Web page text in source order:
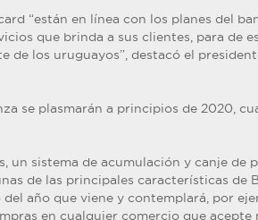
“están en línea con los planes del
que brinda a sus clientes, para de
de los uruguayos”, destacó el
se plasmarán a principios de 2020,
un sistema de acumulación y canje de
de las principales características de
año que viene y contemplará, por
en cualquier comercio que acepte